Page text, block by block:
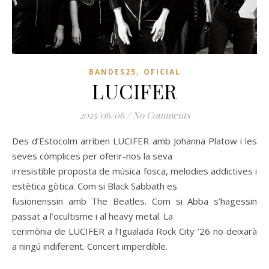
BANDES25, OFICIAL
LUCIFER
2025/06/06 / No Comments
Des d’Estocolm arriben LUCIFER amb Johanna Platow i les
seves còmplices per oferir-nos la seva
irresistible proposta de música fosca, melodies addictives i
estètica gòtica. Com si Black Sabbath es
fusionenssin amb The Beatles. Com si Abba s’hagessin
passat a l’ocultisme i al heavy metal. La
cerimònia de LUCIFER a l’Igualada Rock City ’26 no deixarà
a ningú indiferent. Concert imperdible.